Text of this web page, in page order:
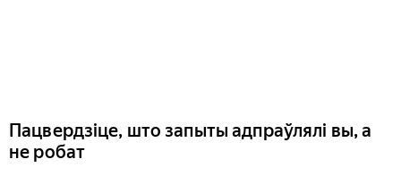
Пацвердзіце, што запыты адпраўлялі вы, а
не робат